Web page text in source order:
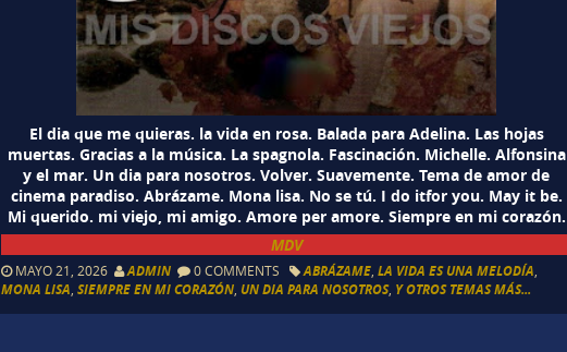
El dia que me quieras. la vida en rosa. Balada para Adelina. Las hojas
muertas. Gracias a la música. La spagnola. Fascinación. Michelle. Alfonsina
y el mar. Un dia para nosotros. Volver. Suavemente. Tema de amor de
cinema paradiso. Abrázame. Mona lisa. No se tú. I do itfor you. May it be.
Mi querido. mi viejo, mi amigo. Amore per amore. Siempre en mi corazón.
MDV
MAYO 21, 2026 ADMIN 0 COMMENTS ABRÁZAME,LA VIDA ES UNA MELODÍA,
MONA LISA,SIEMPRE EN MI CORAZÓN, UN DIA PARA NOSOTROS, Y OTROS TEMAS MÁS...